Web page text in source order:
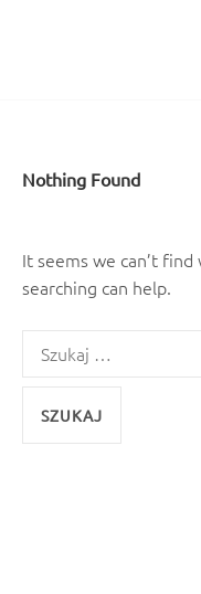
content
Nothing Found
It seems we can’t
searching can help.